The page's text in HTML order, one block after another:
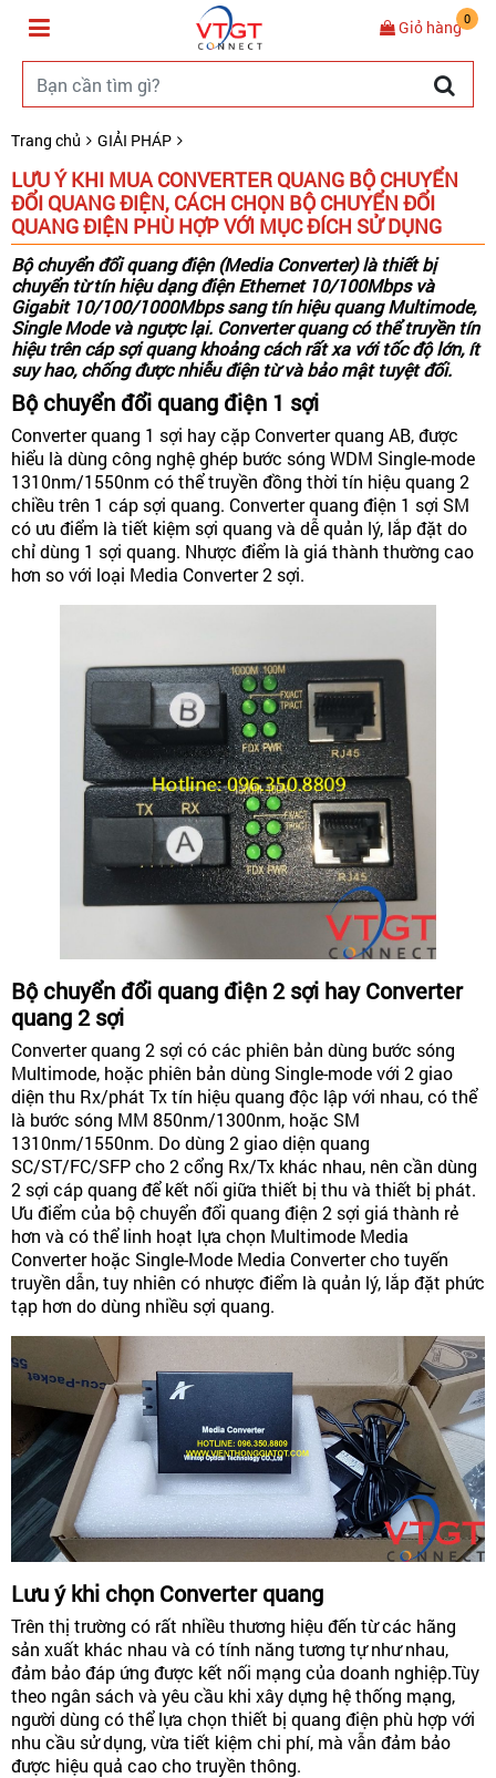
Giỏ hàng0
Trang chủ GIẢI PHÁP
LƯU Ý KHI MUA CONVERTER QUANG BỘ CHUYỂN
ĐỔI QUANG ĐIỆN, CÁCH CHỌN BỘ CHUYỂN ĐỔI
QUANG ĐIỆN PHÙ HỢP VỚI MỤC ĐÍCH SỬ DỤNG
Bộ chuyển đổi quang điện (Media Converter)là thiết bị
chuyển từ tín hiệu dạng điện Ethernet 10/100Mbps và
Gigabit 10/100/1000Mbps sang tín hiệu quang Multimode,
Single Mode và ngược lại. Converter quangcó thể truyền tín
hiệu trên cáp sợi quang khoảng cách rất xa với tốc độ lớn, ít
suy hao, chống được nhiễu điện từ và bảo mật tuyệt đối.
Bộ chuyển đổi quang điện 1 sợi
Converter quang 1 sợi hay cặp Converter quang AB, được
hiểu là dùng công nghệ ghép bước sóng WDM Single-mode
1310nm/1550nm có thể truyền đồng thời tín hiệu quang 2
chiều trên 1 cáp sợi quang. Converter quang điện 1 sợi SM
có ưu điểm là tiết kiệm sợi quang và dễ quản lý, lắp đặt do
chỉ dùng 1 sợi quang. Nhược điểm là giá thành thường cao
hơn so với loại Media Converter 2 sợi.
Bộ chuyển đổi quang điện 2 sợi hay Converter
quang 2 sợi
Converter quang 2 sợi có các phiên bản dùng bước sóng
Multimode, hoặc phiên bản dùng Single-mode với 2 giao
diện thu Rx/phát Tx tín hiệu quang độc lập với nhau, có thể
là bước sóng MM 850nm/1300nm, hoặc SM
1310nm/1550nm. Do dùng 2 giao diện quang
SC/ST/FC/SFP cho 2 cổng Rx/Tx khác nhau, nên cần dùng
2 sợi cáp quang để kết nối giữa thiết bị thu và thiết bị phát.
Ưu điểm của bộ chuyển đổi quang điện 2 sợi giá thành rẻ
hơn và có thể linh hoạt lựa chọn Multimode Media
Converter hoặc Single-Mode Media Converter cho tuyến
truyền dẫn, tuy nhiên có nhược điểm là quản lý, lắp đặt phức
tạp hơn do dùng nhiều sợi quang.
Lưu ý khi chọn Converter quang
Trên thị trường có rất nhiều thương hiệu đến từ các hãng
sản xuất khác nhau và có tính năng tương tự như nhau,
đảm bảo đáp ứng được kết nối mạng của doanh nghiệp.Tùy
theo ngân sách và yêu cầu khi xây dựng hệ thống mạng,
người dùng có thể lựa chọn thiết bị quang điện phù hợp với
nhu cầu sử dụng, vừa tiết kiệm chi phí, mà vẫn đảm bảo
được hiệu quả cao cho truyền thông.